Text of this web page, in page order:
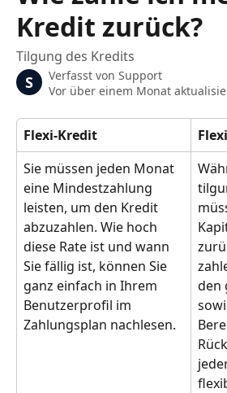
Kredit zurück?
Tilgung des Kredits
S Verfasst von Support
Vor über einem Monat
Flexi-Kredit
Sie müssen jeden Monat
eine Mindestzahlung
leisten, um den Kredit
abzuzahlen. Wie hoch
diese Rate ist und wann
Sie fällig ist, können Sie
ganz einfach in Ihrem
Benutzerprofil im
Zahlungsplan nachlesen.
den